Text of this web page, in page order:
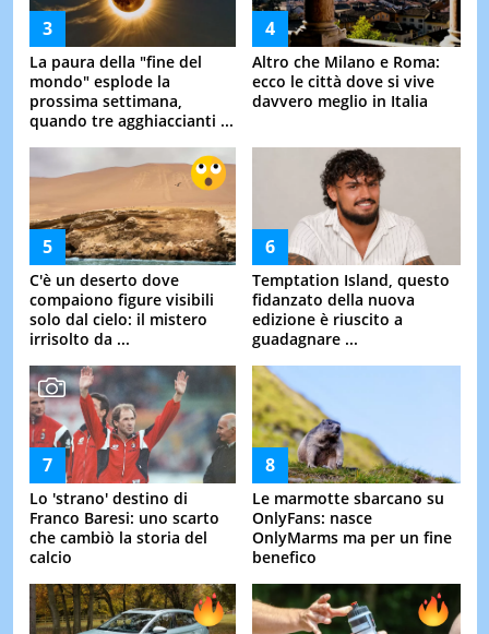
La paura della "fine del
mondo" esplode la
prossima settimana,
quando tre agghiaccianti ...
Altro che Milano e Roma:
ecco le città dove si vive
davvero meglio in Italia
C'è un deserto dove
compaiono figure visibili
solo dal cielo: il mistero
irrisolto da ...
Temptation Island, questo
fidanzato della nuova
edizione è riuscito a
guadagnare ...
Lo 'strano' destino di
Franco Baresi: uno scarto
che cambiò la storia del
calcio
Le marmotte sbarcano su
OnlyFans: nasce
OnlyMarms ma per un fine
benefico